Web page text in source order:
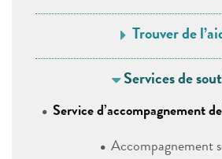
Trouver de
Services de
Service d’accompagnement
Accompagnement